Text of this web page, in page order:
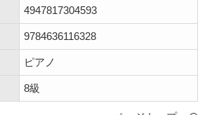
4947817304593
9784636116328
ピアノ
8級